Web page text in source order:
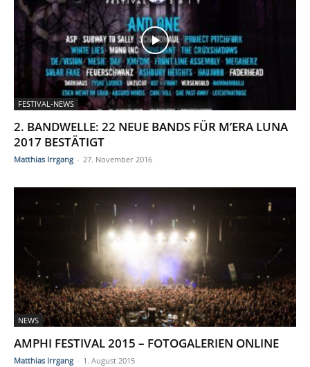
FESTIVAL-NEWS
2. BANDWELLE: 22 NEUE BANDS FÜR M’ERA LUNA
2017 BESTÄTIGT
Matthias Irrgang - 27. November 2016
NEWS
AMPHI FESTIVAL 2015 – FOTOGALERIEN ONLINE
Matthias Irrgang - 1. August 2015